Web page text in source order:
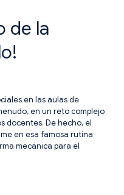
de la
en las aulas de
en un reto complejo
docentes. De hecho, el
en esa famosa rutina
mecánica para el